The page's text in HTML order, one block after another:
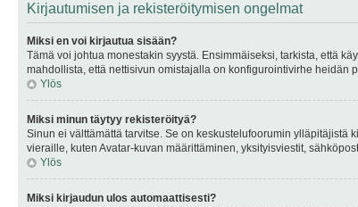
Kirjautumisen ja rekisteröitymisen ongelmat
Miksi en voi kirjautua sisään?
Tämä voi johtua monestakin syystä. Ensimmäiseksi, tarkista, että
mahdollista, että nettisivun omistajalla on konfigurointivirhe heidän
Ylös
Miksi minun täytyy rekisteröityä?
Sinun ei välttämättä tarvitse. Se on keskustelufoorumin
vieraille, kuten Avatar-kuvan määrittäminen, yksityisviestit,
Ylös
Miksi kirjaudun ulos automaattisesti?